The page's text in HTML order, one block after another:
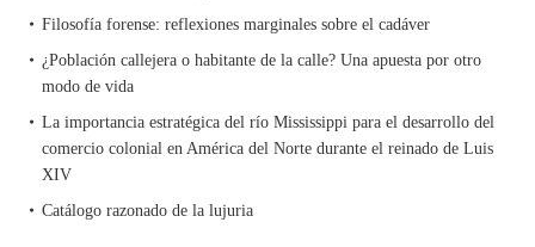
Filosofía forense: reflexiones marginales sobre el cadáver
¿Población callejera o habitante de la calle? Una apuesta por otro
modo de vida
La importancia estratégica del río Mississippi para el desarrollo del
comercio colonial en América del Norte durante el reinado de Luis
XIV
Catálogo razonado de la lujuria